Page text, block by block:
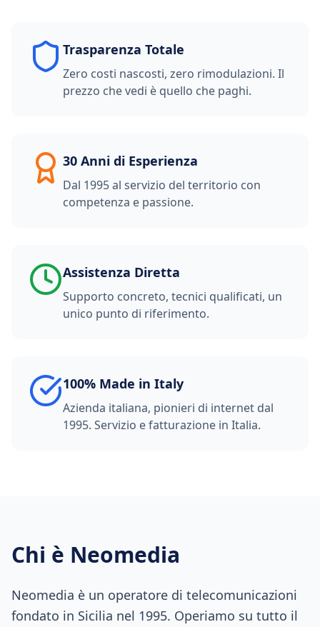
Trasparenza Totale
Zero costi nascosti, zero rimodulazioni. Il
prezzo che vedi è quello che paghi.
30 Anni di Esperienza
Dal 1995 al servizio del territorio con
competenza e passione.
Assistenza Diretta
Supporto concreto, tecnici qualificati, un
unico punto di riferimento.
100% Made in Italy
Azienda italiana, pionieri di internet dal
1995. Servizio e fatturazione in Italia.
Chi è Neomedia
Neomedia è un operatore di telecomunicazioni
fondato in Sicilia nel 1995. Operiamo su tutto il